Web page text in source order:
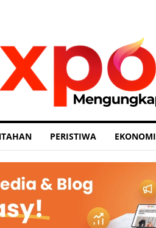
PERISTIWA EKONOMI